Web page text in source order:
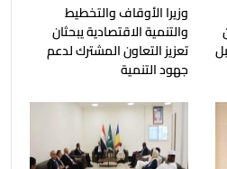
وزيرا الأوقاف والتخطيط
والتنمية الاقتصادية يبحثان
تعزيز التعاون المشترك لدعم
جهود التنمية